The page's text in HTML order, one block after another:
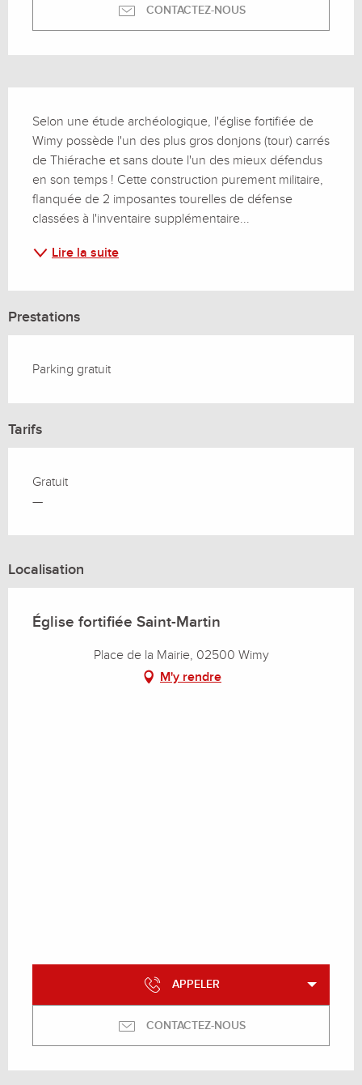
CONTACTEZ-NOUS
Selon une étude archéologique, l'église fortifiée de
Wimy possède l'un des plus gros donjons (tour) carrés
de Thiérache et sans doute l'un des mieux défendus
en son temps ! Cette construction purement militaire,
flanquée de 2 imposantes tourelles de défense
classées à l'inventaire supplémentaire...
Lire la suite
Prestations
Parking gratuit
Tarifs
Gratuit
—
Localisation
Église fortifiée Saint-Martin
Place de la Mairie, 02500 Wimy
M'y rendre
APPELER
CONTACTEZ-NOUS